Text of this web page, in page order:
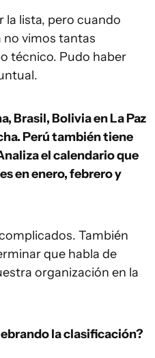
la lista, pero cuando
no vimos tantas
técnico. Pudo haber
Brasil, Bolivia en La Paz
Perú también tiene
el calendario que
en enero, febrero y
También
que habla de
organización en la
la clasificación?